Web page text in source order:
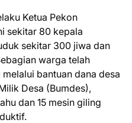
Ketua Pekon
sekitar 80 kepala
sekitar 300 jiwa dan
warga telah
bantuan dana desa
Desa (Bumdes),
dan 15 mesin giling